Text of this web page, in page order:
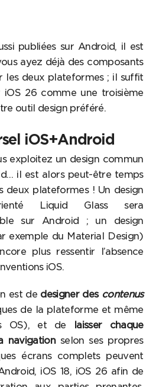
publiées sur Android, il est
ayez déjà des composants
les deux plateformes ; il suffit
iOS 26 comme une troisième
outil design préféré.
iOS+Android
exploitez un design commun
il est alors peut-être temps
deux plateformes ! Un design
Liquid Glass sera
sur Android ; un design
exemple du Material Design)
plus ressentir l’absence
iOS.
est de designer des contenus
de la plateforme et même
OS), et de
laisser chaque
navigationselon ses propres
écrans complets peuvent
iOS 18, iOS 26 afin de